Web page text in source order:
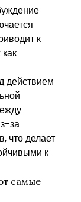
к
действием
за
что делает
к
самые